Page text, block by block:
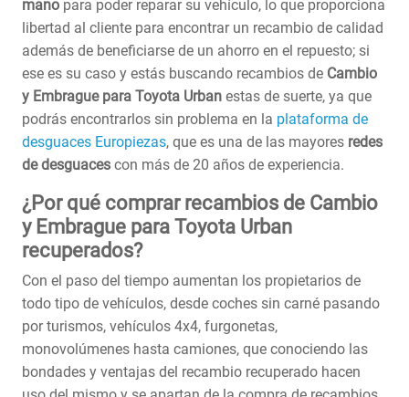
mano para poder reparar su vehículo, lo que proporciona
libertad al cliente para encontrar un recambio de calidad
además de beneficiarse de un ahorro en el repuesto; si
ese es su caso y estás buscando recambios de Cambio
y Embrague para Toyota Urban estas de suerte, ya que
podrás encontrarlos sin problema en la plataforma de
desguaces Europiezas, que es una de las mayores redes
de desguaces con más de 20 años de experiencia.
¿Por qué comprar recambios de Cambio
y Embrague para Toyota Urban
recuperados?
Con el paso del tiempo aumentan los propietarios de
todo tipo de vehículos, desde coches sin carné pasando
por turismos, vehículos 4x4, furgonetas,
monovolúmenes hasta camiones, que conociendo las
bondades y ventajas del recambio recuperado hacen